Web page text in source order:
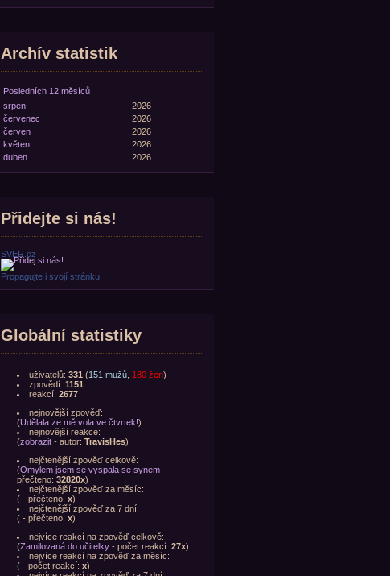
Archív statistik
Posledních 12 měsíců
srpen
2026
červenec
2026
červen
2026
květen
2026
duben
2026
Přidejte si nás!
SVER.cz
Propagujte i svojí stránku
Globální statistiky
uživatelů: 331 (151 mužů, 180 žen)
zpovědí: 1151
reakcí: 2677
nejnovější zpověď:
(Udělala ze mě vola ve čtvrtek!)
nejnovější reakce:
(zobrazit- autor: TravisHes)
nejčtenější zpověď celkově:
(Omylem jsem se vyspala se synem-
přečteno: 32820x)
nejčtenější zpověď za měsíc:
(- přečteno: x)
nejčtenější zpověď za 7 dní:
(- přečteno: x)
nejvíce reakcí na zpověď celkově:
(Zamilovaná do učitelky- počet reakcí: 27x)
nejvíce reakcí na zpověď za měsíc:
(- počet reakcí: x)